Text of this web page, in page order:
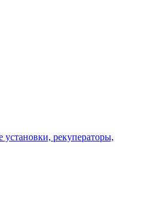
рекуператоры,